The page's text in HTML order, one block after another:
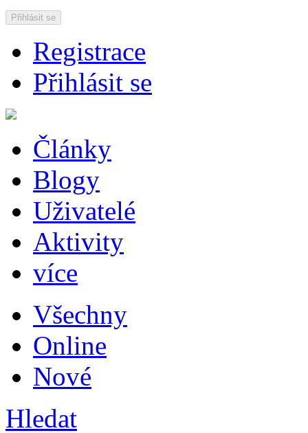
Přihlásit se
Registrace
Přihlásit se
Články
Blogy
Uživatelé
Aktivity
více
Všechny
Online
Nové
Hledat